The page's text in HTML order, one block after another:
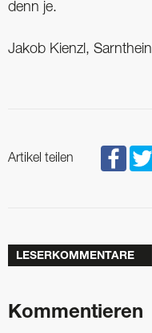
denn je.
Jakob Kienzl, Sarnthein
Artikel teilen
LESERKOMMENTARE
Kommentieren